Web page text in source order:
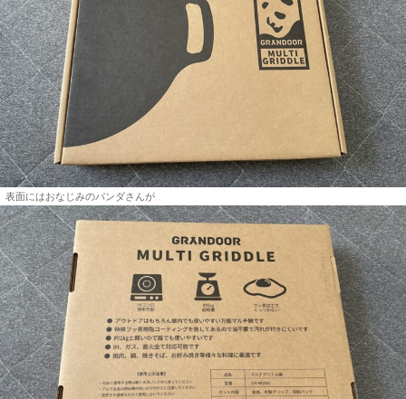
表面にはおなじみのパンダさんが